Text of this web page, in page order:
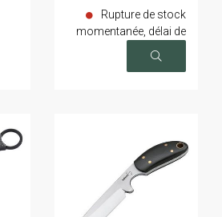
Rupture de stock
momentanée, délai de
livraison sur demande